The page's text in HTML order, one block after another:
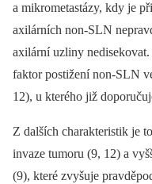
a mikrometastázy, kdy je
axilárních non-SLN
axilární uzliny
faktor postižení non-SLN
12), u kterého již
Z dalších charakteristik je
invaze tumoru (9, 12) a
(9), které zvyšuje